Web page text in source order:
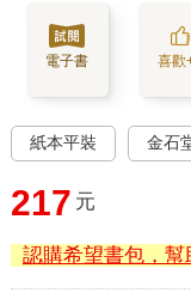
電子書 喜歡
紙本平裝 金石
217 元
認購希望書包，幫